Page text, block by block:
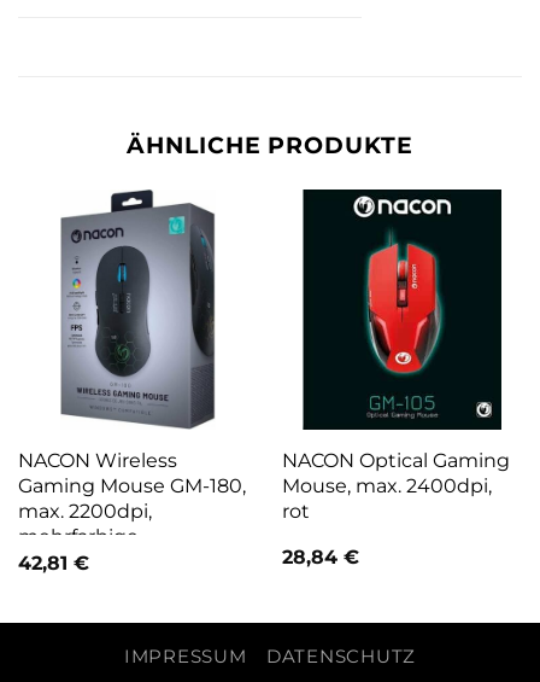
ÄHNLICHE PRODUKTE
NACON Wireless
Gaming Mouse GM-180,
max. 2200dpi,
mehrfarbige
Beleuchtung
42,81 €
NACON Optical Gaming
Mouse, max. 2400dpi,
rot
28,84 €
IMPRESSUM DATENSCHUTZ